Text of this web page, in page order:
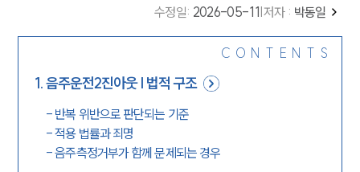
수정일: 2026-05-11 저자 : 박동일
CONTENTS
1.음주운전2진아웃 | 법적 구조
- 반복 위반으로 판단되는 기준
-적용 법률과 죄명
-음주측정거부가 함께 문제되는 경우